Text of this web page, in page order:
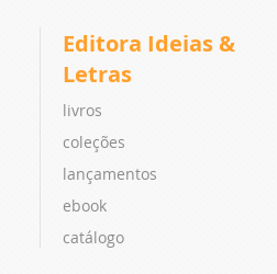
Editora Ideias &
Letras
livros
coleções
lançamentos
ebook
catálogo